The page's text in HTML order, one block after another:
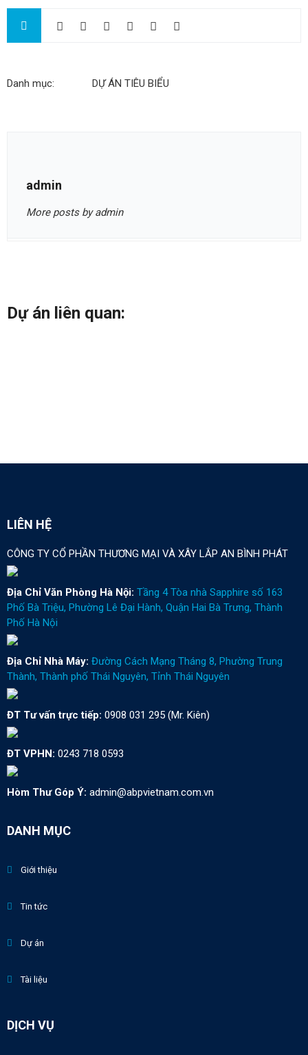
Danh mục: DỰ ÁN TIÊU BIỂU
admin
More posts by admin
Dự án liên quan:
LIÊN HỆ
CÔNG TY CỔ PHẦN THƯƠNG MẠI VÀ XÂY LẮP AN BÌNH PHÁT
Địa Chỉ Văn Phòng Hà Nội: Tầng 4 Tòa nhà Sapphire số 163
Phố Bà Triệu, Phường Lê Đại Hành, Quận Hai Bà Trưng, Thành
Phố Hà Nội
Địa Chỉ Nhà Máy: Đường Cách Mạng Tháng 8, Phường Trung
Thành, Thành phố Thái Nguyên, Tỉnh Thái Nguyên
ĐT Tư vấn trực tiếp: 0908 031 295 (Mr. Kiên)
ĐT VPHN: 0243 718 0593
Hòm Thư Góp Ý: admin@abpvietnam.com.vn
DANH MỤC
Giới thiệu
Tin tức
Dự án
Tài liệu
DỊCH VỤ